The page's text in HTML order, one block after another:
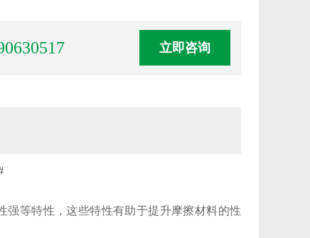
立即咨询
强等特性，这些特性有助于提升摩擦材料的性